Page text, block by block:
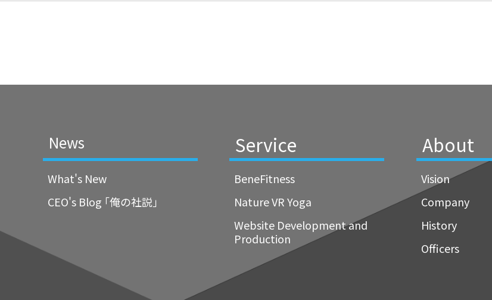
News
What's New
CEO's Blog ｢俺の社説｣
Service
BeneFitness
Nature VR Yoga
Website Development and
Production
About
Vision
Company
History
Officers